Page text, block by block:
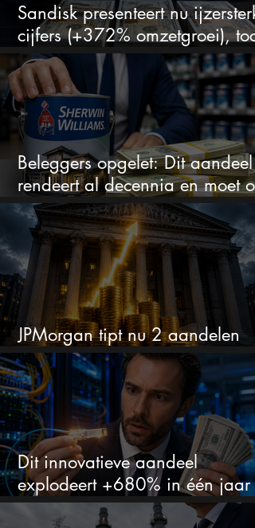
Sandisk presenteert nu
cijfers (+372% omzetgroei), toch
zakt het aandeel weg
Beleggers opgelet: Dit aandeel
rendeert al decennia en moet op
je watchlist staan!
JPMorgan tipt nu 2 aandelen
voor augustus
Dit innovatieve aandeel
explodeert +680% in één jaar
en blijft maar stijgen